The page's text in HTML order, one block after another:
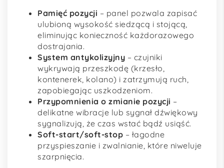
Pamięć pozycji – panel pozwala zapisać
ulubioną wysokość siedzącą i stojącą,
eliminując konieczność każdorazowego
dostrajania.
System antykolizyjny – czujniki
wykrywają przeszkodę (krzesło,
kontenerek, kolano) i zatrzymują ruch,
zapobiegając uszkodzeniom.
Przypomnienia o zmianie pozycji –
delikatne wibracje lub sygnał dźwiękowy
sygnalizują, że czas wstać bądź usiąść.
Soft-start/soft-stop – łagodne
przyspieszanie i zwalnianie, które niweluje
szarpnięcia.